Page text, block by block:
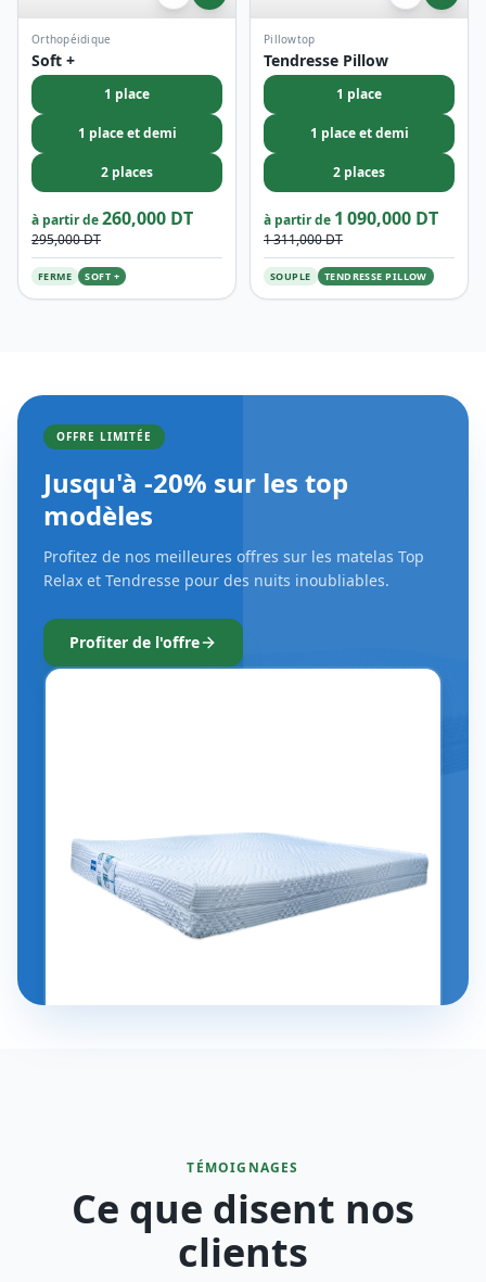
Orthopéidique
Soft +
1 place
1 place et demi
2 places
à partir de260,000 DT
295,000 DT
FERME SOFT +
Pillowtop
Tendresse Pillow
1 place
1 place et demi
2 places
à partir de 1 090,000 DT
1 311,000 DT
SOUPLE TENDRESSE PILLOW
OFFRE LIMITÉE
Jusqu'à -20% sur les top
modèles
Profitez de nos meilleures offres sur les matelas Top
Relax et Tendresse pour des nuits inoubliables.
Profiter de l'offre
TÉMOIGNAGES
Ce que disent nos
clients